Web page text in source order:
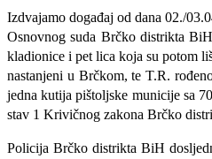
Izdvajamo događaj od dana 02./
Osnovnog suda Brčko distrikta
kladionice i pet lica koja su potom
nastanjeni u Brčkom, te T.R.
jedna kutija pištoljske municije sa
stav 1 Krivičnog zakona Brčko
Policija Brčko distrikta BiH